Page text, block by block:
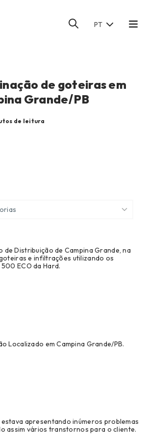
PT
de goteiras em
Grande/PB
de leitura
de Distribuição de Campina Grande, na
e infiltrações utilizando os
ECO da Hard.
Localizado em Campina Grande/PB.
apresentando inúmeros problemas
assim vários transtornos para o cliente.
(98)